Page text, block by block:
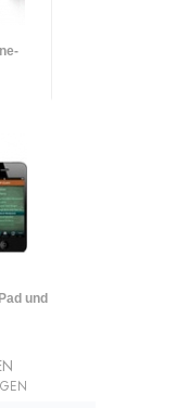
und